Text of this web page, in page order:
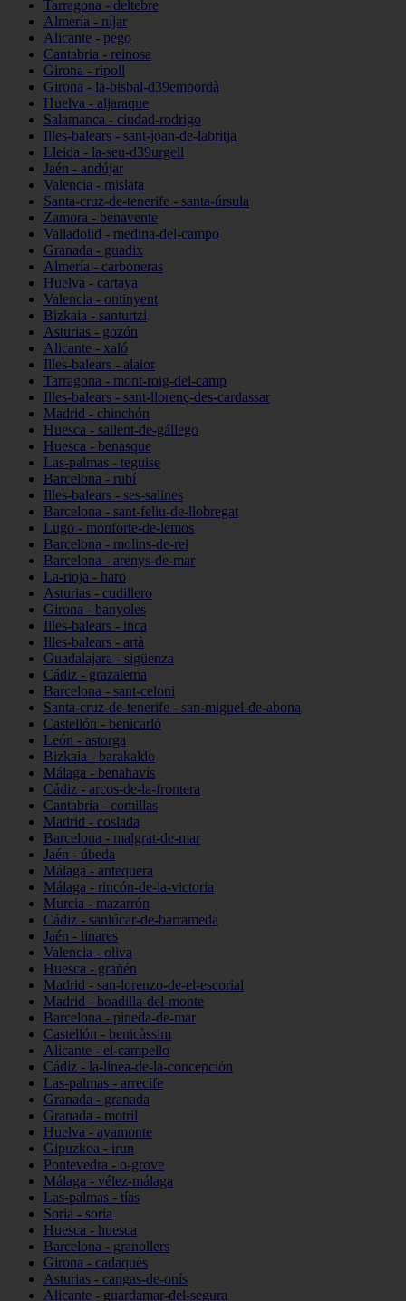
Tarragona - deltebre
Almería - níjar
Alicante - pego
Cantabria - reinosa
Girona - ripoll
Girona - la-bisbal-d39empordà
Huelva - aljaraque
Salamanca - ciudad-rodrigo
Illes-balears - sant-joan-de-labritja
Lleida - la-seu-d39urgell
Jaén - andújar
Valencia - mislata
Santa-cruz-de-tenerife - santa-úrsula
Zamora - benavente
Valladolid - medina-del-campo
Granada - guadix
Almería - carboneras
Huelva - cartaya
Valencia - ontinyent
Bizkaia - santurtzi
Asturias - gozón
Alicante - xaló
Illes-balears - alaior
Tarragona - mont-roig-del-camp
Illes-balears - sant-llorenç-des-cardassar
Madrid - chinchón
Huesca - sallent-de-gállego
Huesca - benasque
Las-palmas - teguise
Barcelona - rubí
Illes-balears - ses-salines
Barcelona - sant-feliu-de-llobregat
Lugo - monforte-de-lemos
Barcelona - molins-de-rei
Barcelona - arenys-de-mar
La-rioja - haro
Asturias - cudillero
Girona - banyoles
Illes-balears - inca
Illes-balears - artà
Guadalajara - sigüenza
Cádiz - grazalema
Barcelona - sant-celoni
Santa-cruz-de-tenerife - san-miguel-de-abona
Castellón - benicarló
León - astorga
Bizkaia - barakaldo
Málaga - benahavís
Cádiz - arcos-de-la-frontera
Cantabria - comillas
Madrid - coslada
Barcelona - malgrat-de-mar
Jaén - úbeda
Málaga - antequera
Málaga - rincón-de-la-victoria
Murcia - mazarrón
Cádiz - sanlúcar-de-barrameda
Jaén - linares
Valencia - oliva
Huesca - grañén
Madrid - san-lorenzo-de-el-escorial
Madrid - boadilla-del-monte
Barcelona - pineda-de-mar
Castellón - benicàssim
Alicante - el-campello
Cádiz - la-línea-de-la-concepción
Las-palmas - arrecife
Granada - granada
Granada - motril
Huelva - ayamonte
Gipuzkoa - irun
Pontevedra - o-grove
Málaga - vélez-málaga
Las-palmas - tías
Soria - soria
Huesca - huesca
Barcelona - granollers
Girona - cadaqués
Asturias - cangas-de-onís
Alicante - guardamar-del-segura